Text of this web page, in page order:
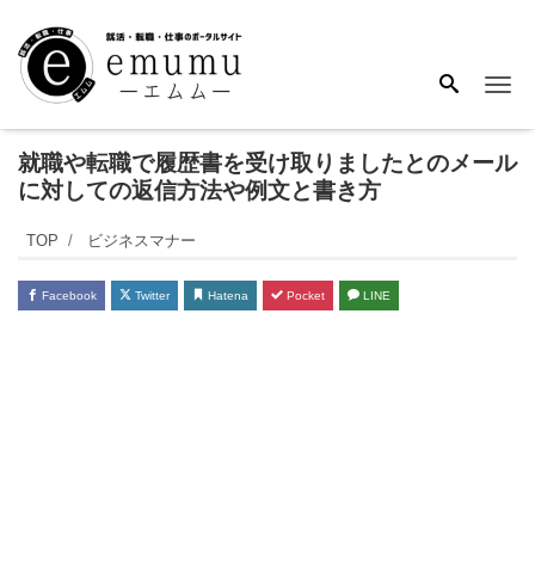
就職や転職で履歴書を受け取りましたとのメール
に対しての返信方法や例文と書き方
TOP ビジネスマナー
Facebook Twitter Hatena Pocket LINE